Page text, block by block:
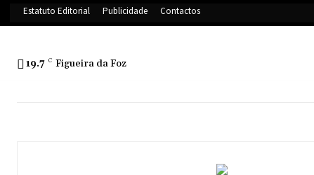
Estatuto Editorial Publicidade Contactos
19.7 C Figueira da Foz